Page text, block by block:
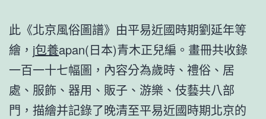
此《北京風俗圖譜》由平易近國時期劉延年等
繪，j包養apan(日本)青木正兒編。畫冊共收錄
一百一十七幅圖，內容分為歲時、禮俗、居
處、服飾、器用、販子、游樂、伎藝共八部
門，描繪并記錄了晚清至平易近國時期北京的